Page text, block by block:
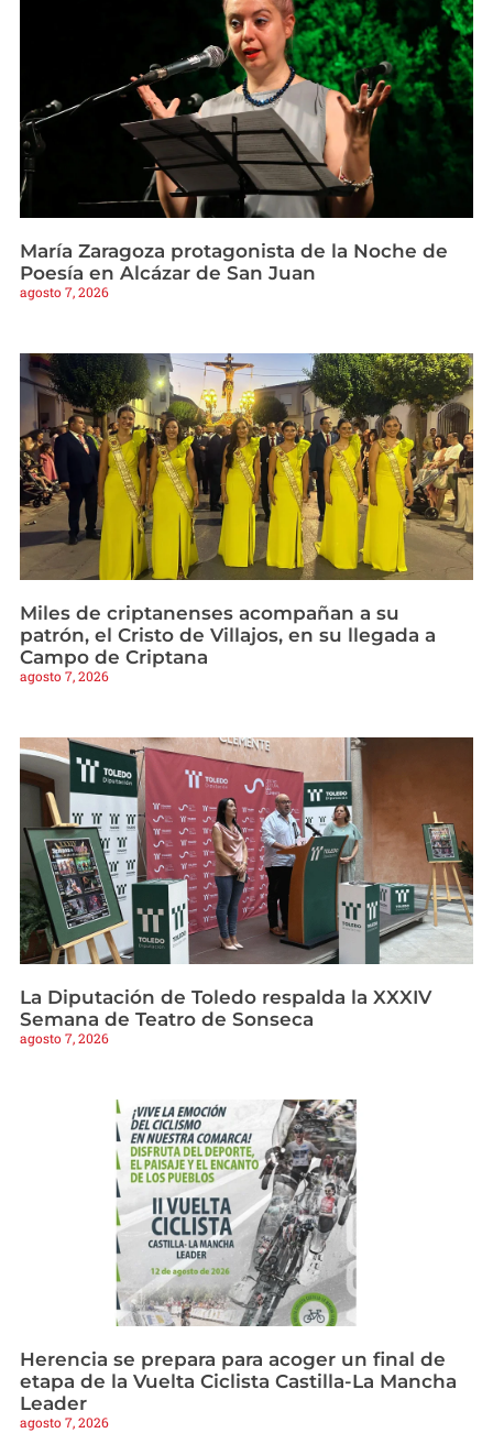
María Zaragoza protagonista de la Noche de
Poesía en Alcázar de San Juan
agosto 7, 2026
Miles de criptanenses acompañan a su
patrón, el Cristo de Villajos, en su llegada a
Campo de Criptana
agosto 7, 2026
La Diputación de Toledo respalda la XXXIV
Semana de Teatro de Sonseca
agosto 7, 2026
Herencia se prepara para acoger un final de
etapa de la Vuelta Ciclista Castilla-La Mancha
Leader
agosto 7, 2026